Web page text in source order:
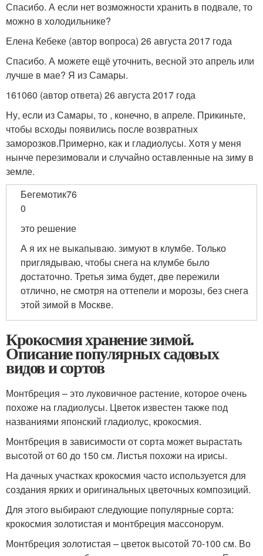
Спасибо. А если нет возможности хранить в подвале, то
можно в холодильнике?
Елена Кебеке (автор вопроса) 26 августа 2017 года
Спасибо. А можете ещё уточнить, весной это апрель или
лучше в мае? Я из Самары.
161060 (автор ответа) 26 августа 2017 года
Ну, если из Самары, то , конечно, в апреле. Прикиньте,
чтобы всходы появились после возвратных
заморозков.Примерно, как и гладиолусы. Хотя у меня
нынче перезимовали и случайно оставленные на зиму в
земле.
Бегемотик76
0
это решение
А я их не выкапываю. зимуют в клумбе. Только
приглядываю, чтобы снега на клумбе было
достаточно. Третья зима будет, две пережили
отлично, не смотря на оттепели и морозы, без снега
этой зимой в Москве.
Крокосмия хранение зимой.
Описание популярных садовых
видов и сортов
Монтбреция – это луковичное растение, которое очень
похоже на гладиолусы. Цветок известен также под
названиями японский гладиолус, крокосмия.
Монтбреция в зависимости от сорта может вырастать
высотой от 60 до 150 см. Листья похожи на ирисы.
На дачных участках крокосмия часто используется для
создания ярких и оригинальных цветочных композиций.
Для этого выбирают следующие популярные сорта:
крокосмия золотистая и монтбреция массонорум.
Монтбреция золотистая – цветок высотой 70-100 см. Во